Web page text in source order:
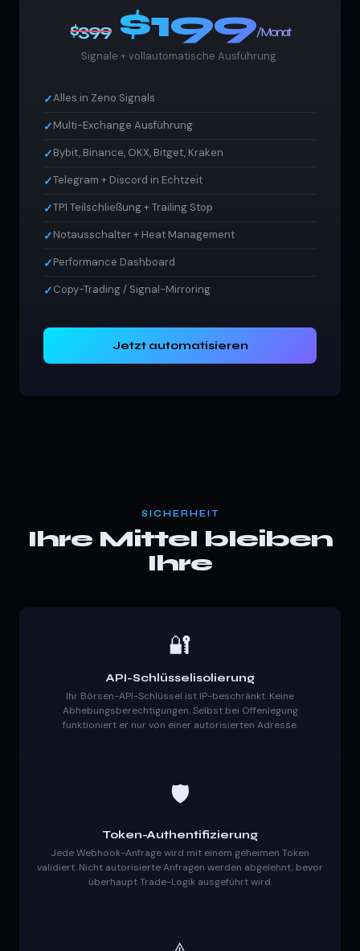
$399 $199/Monat
Signale + vollautomatische Ausführung.
✓Alles in Zeno Signals
✓Multi-Exchange Ausführung
✓Bybit, Binance, OKX, Bitget, Kraken
✓Telegram + Discord in Echtzeit
✓TP1 Teilschließung + Trailing Stop
✓Notausschalter + Heat Management
✓Performance Dashboard
✓Copy-Trading / Signal-Mirroring
Jetzt automatisieren
SICHERHEIT
Ihre Mittel bleiben
Ihre
🔐
API-Schlüsselisolierung
Ihr Börsen-API-Schlüssel ist IP-beschränkt. Keine
Abhebungsberechtigungen. Selbst bei Offenlegung
funktioniert er nur von einer autorisierten Adresse.
🛡️
Token-Authentifizierung
Jede Webhook-Anfrage wird mit einem geheimen Token
validiert. Nicht autorisierte Anfragen werden abgelehnt, bevor
überhaupt Trade-Logik ausgeführt wird.